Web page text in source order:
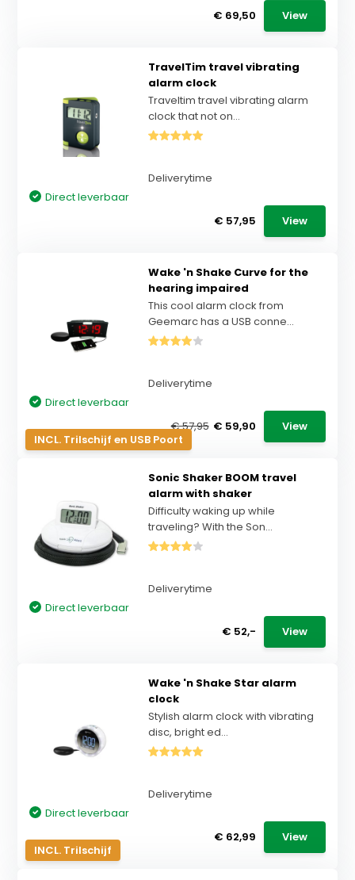
€ 69,50
View
TravelTim travel vibrating
alarm clock
Traveltim travel vibrating alarm
clock that not on...
Deliverytime
Direct leverbaar
€ 57,95
View
INCL. Trilschijf en USB Poort
Wake 'n Shake Curve for the
hearing impaired
This cool alarm clock from
Geemarc has a USB conne...
Deliverytime
Direct leverbaar
€ 57,95 € 59,90 View
Sonic Shaker BOOM travel
alarm with shaker
Difficulty waking up while
traveling? With the Son...
Deliverytime
Direct leverbaar
€ 52,-
View
INCL. Trilschijf
Wake 'n Shake Star alarm
clock
Stylish alarm clock with vibrating
disc, bright ed...
Deliverytime
Direct leverbaar
€ 62,99
View